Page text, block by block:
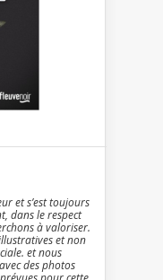
et s’est toujours
dans le respect
à valoriser.
et non
et nous
des photos